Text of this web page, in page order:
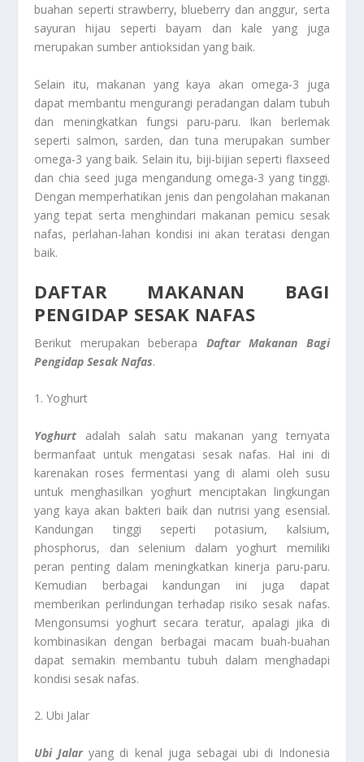
buahan seperti strawberry, blueberry dan anggur, serta
sayuran hijau seperti bayam dan kale yang juga
merupakan sumber antioksidan yang baik.
Selain itu, makanan yang kaya akan omega-3 juga
dapat membantu mengurangi peradangan dalam tubuh
dan meningkatkan fungsi paru-paru. Ikan berlemak
seperti salmon, sarden, dan tuna merupakan sumber
omega-3 yang baik. Selain itu, biji-bijian seperti flaxseed
dan chia seed juga mengandung omega-3 yang tinggi.
Dengan memperhatikan jenis dan pengolahan makanan
yang tepat serta menghindari makanan pemicu sesak
nafas, perlahan-lahan kondisi ini akan teratasi dengan
baik.
DAFTAR MAKANAN BAGI
PENGIDAP SESAK NAFAS
Berikut merupakan beberapa Daftar Makanan Bagi
Pengidap Sesak Nafas.
1. Yoghurt
Yoghurt
adalah salah satu makanan yang ternyata
bermanfaat untuk mengatasi sesak nafas. Hal ini di
karenakan roses fermentasi yang di alami oleh susu
untuk menghasilkan yoghurt menciptakan lingkungan
yang kaya akan bakteri baik dan nutrisi yang esensial.
Kandungan tinggi seperti potasium, kalsium,
phosphorus, dan selenium dalam yoghurt memiliki
peran penting dalam meningkatkan kinerja paru-paru.
Kemudian berbagai kandungan ini juga dapat
memberikan perlindungan terhadap risiko sesak nafas.
Mengonsumsi yoghurt secara teratur, apalagi jika di
kombinasikan dengan berbagai macam buah-buahan
dapat semakin membantu tubuh dalam menghadapi
kondisi sesak nafas.
2. Ubi Jalar
Ubi Jalar yang di kenal juga sebagai ubi di Indonesia